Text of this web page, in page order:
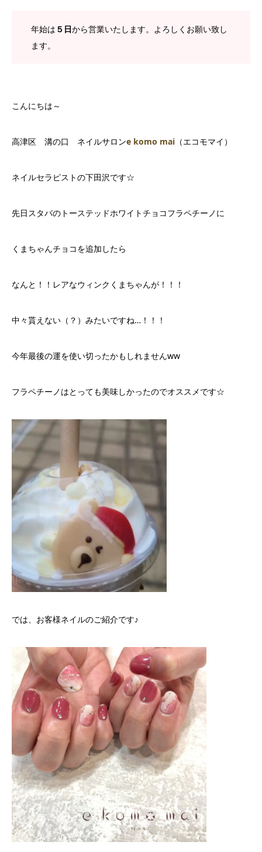
年始は ５日から営業いたします。よろしくお願い致し
ます。
こんにちは～
高津区 溝の口 ネイルサロンe komo mai （エコモマイ）
ネイルセラピストの下田沢です☆
先日スタバのトーステッドホワイトチョコフラペチーノに
くまちゃんチョコを追加したら
なんと！！レアなウィンクくまちゃんが！！！
中々貰えない（？）みたいですね…！！！
今年最後の運を使い切ったかもしれませんww
フラペチーノはとっても美味しかったのでオススメです☆
では、お客様ネイルのご紹介です♪